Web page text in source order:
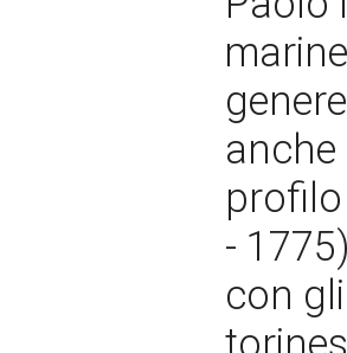
anche
-
con